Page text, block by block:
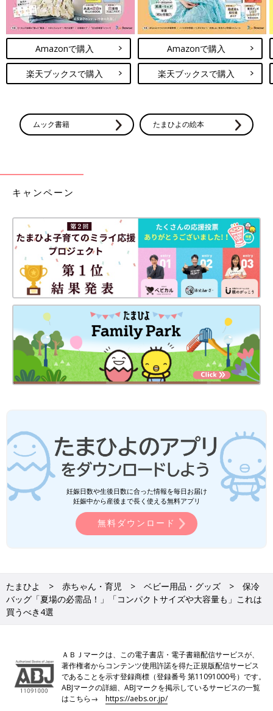
Amazonで購入
楽天ブックスで購入
Amazonで購入
楽天ブックスで購入
ムック書籍 たまひよの絵本
キャンペーン
妊娠日数や生後日数に合った情報を毎日お届け
妊娠中から産後まで長く使える無料アプリ
無料ダウンロード
たまひよ 赤ちゃん・育児 ベビー用品・グッズ
保冷
バッグ「夏場の必需品！」「コンパクトサイズや大容量も」これは
買うべき4選
ＡＢＪマークは、この電子書店・電子書籍配信サービスが、
著作権者からコンテンツ使用許諾を得た正規版配信サービス
であることを示す登録商標（登録番号 第11091000号）です。
ABJマークの詳細、ABJマークを掲示しているサービスの一覧
はこちら→https://aebs.or.jp/